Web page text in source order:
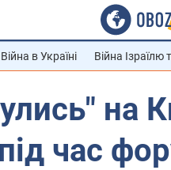
Війна в Україні Війна Ізраїлю
на
час